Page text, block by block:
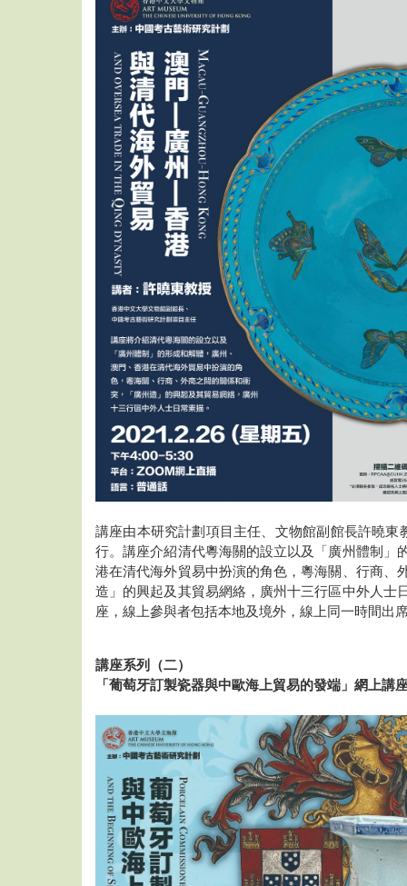
講座由本研究計劃項目主任、文物館副館長許曉東
行。講座介紹清代粵海關的設立以及「廣州體制」
港在清代海外貿易中扮演的角色，粵海關、行商、
造」的興起及其貿易網絡，廣州十三行區中外人士
座，線上參與者包括本地及境外，線上同一時間出
講座系列（二）
「葡萄牙訂製瓷器與中歐海上貿易的發端」網上講